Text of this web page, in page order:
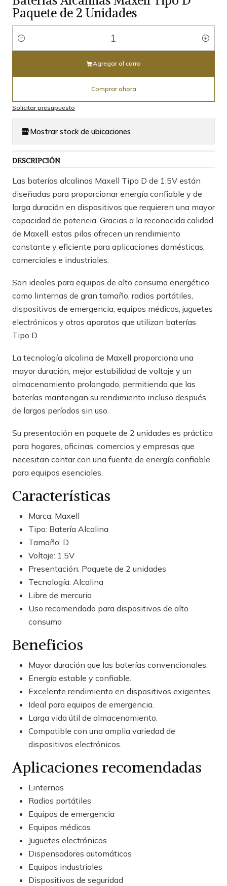
Paquete de 2 Unidades
Cantidad
Agregar al carro
Comprar ahora
Solicitar presupuesto
Mostrar stock de ubicaciones
DESCRIPCIÓN
Las baterías alcalinas Maxell Tipo D de 1.5V están
diseñadas para proporcionar energía confiable y de
larga duración en dispositivos que requieren una mayor
capacidad de potencia. Gracias a la reconocida calidad
de Maxell, estas pilas ofrecen un rendimiento
constante y eficiente para aplicaciones domésticas,
comerciales e industriales.
Son ideales para equipos de alto consumo energético
como linternas de gran tamaño, radios portátiles,
dispositivos de emergencia, equipos médicos, juguetes
electrónicos y otros aparatos que utilizan baterías
Tipo D.
La tecnología alcalina de Maxell proporciona una
mayor duración, mejor estabilidad de voltaje y un
almacenamiento prolongado, permitiendo que las
baterías mantengan su rendimiento incluso después
de largos períodos sin uso.
Su presentación en paquete de 2 unidades es práctica
para hogares, oficinas, comercios y empresas que
necesitan contar con una fuente de energía confiable
para equipos esenciales.
Características
Marca: Maxell
Tipo: Batería Alcalina
Tamaño: D
Voltaje: 1.5V
Presentación: Paquete de 2 unidades
Tecnología: Alcalina
Libre de mercurio
Uso recomendado para dispositivos de alto
consumo
Beneficios
Mayor duración que las baterías convencionales.
Energía estable y confiable.
Excelente rendimiento en dispositivos exigentes.
Ideal para equipos de emergencia.
Larga vida útil de almacenamiento.
Compatible con una amplia variedad de
dispositivos electrónicos.
Aplicaciones recomendadas
Linternas
Radios portátiles
Equipos de emergencia
Equipos médicos
Juguetes electrónicos
Dispensadores automáticos
Equipos industriales
Dispositivos de seguridad